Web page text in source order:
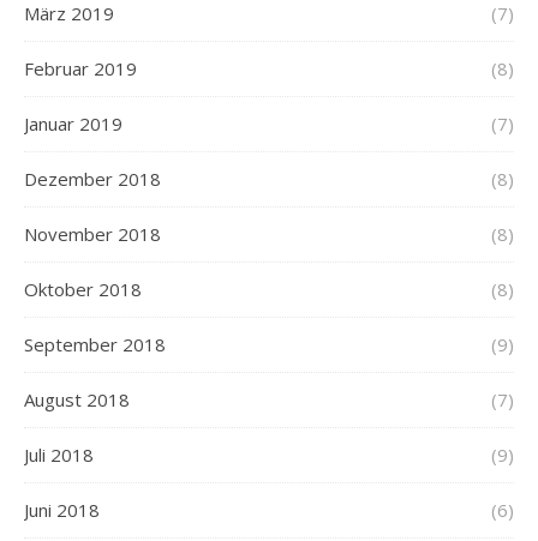
März 2019 (7)
Februar 2019 (8)
Januar 2019 (7)
Dezember 2018 (8)
November 2018 (8)
Oktober 2018 (8)
September 2018 (9)
August 2018 (7)
Juli 2018 (9)
Juni 2018 (6)